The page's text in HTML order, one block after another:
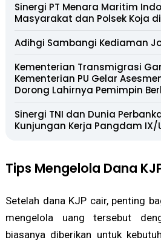
Sinergi PT Menara Maritim
Masyarakat dan Polsek Koja
Adihgi Sambangi Kediaman
Kementerian Transmigrasi
Kementerian PU Gelar
Dorong Lahirnya Pemimpin
Sinergi TNI dan Dunia
Kunjungan Kerja Pangdam
Tips Mengelola Dana
Setelah dana KJP cair, penting
mengelola uang tersebut
biasanya diberikan untuk